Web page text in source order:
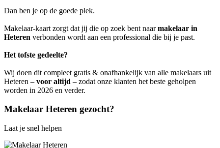
Dan ben je op de goede plek.
Makelaar-kaart zorgt dat jij die op zoek bent naarmakelaar in
Heteren verbonden wordt aan een professional die bij je past.
Het tofste gedeelte?
Wij doen dit compleet gratis & onafhankelijk van alle makelaars uit
Heteren – voor altijd – zodat onze klanten het beste geholpen
worden in 2026 en verder.
Makelaar Heteren gezocht?
Laat je snel helpen